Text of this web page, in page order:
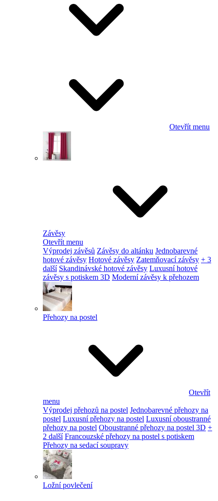
Otevřít menu
Závěsy
Otevřít menu
Výprodej závěsů Závěsy do altánku Jednobarevné
hotové závěsy Hotové závěsy Zatemňovací závěsy + 3
další Skandinávské hotové závěsy Luxusní hotové
závěsy s potiskem 3D Moderní závěsy k přehozem
Přehozy na postel
Otevřít
menu
Výprodej přehozů na postel Jednobarevné přehozy na
postel Luxusní přehozy na postel Luxusní oboustranné
přehozy na postel Oboustranné přehozy na postel 3D +
2 další Francouzské přehozy na postel s potiskem
Přehozy na sedací soupravy
Ložní povlečení